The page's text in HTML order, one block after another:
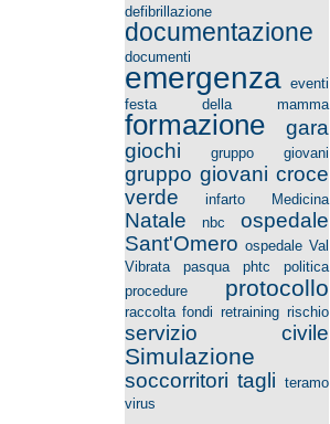
defibrillazione
documentazione
documenti
emergenza eventi
festa della mamma
formazione
gara
giochi
gruppo giovani
gruppo giovani croce
verde
infarto Medicina
Natale nbc
ospedale
Sant'Omero ospedale Val
Vibrata
pasqua phtc
politica
procedure
protocollo
raccolta fondi retraining rischio
servizio civile
Simulazione
soccorritori tagli teramo
virus